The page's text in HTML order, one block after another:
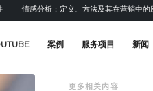
分析：定义、方法及其在营销中的应用
案例 服务项目 新闻
更多相关内容